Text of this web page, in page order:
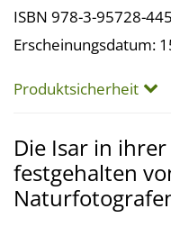
ISBN 978-3-95728-
Erscheinungsdatum:
Produktsicherheit
Die Isar in
festgehalten